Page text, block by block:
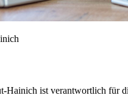
Hainich ist verantwortlich für